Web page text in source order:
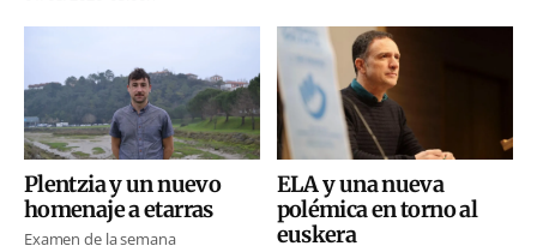
Plentzia y un nuevo
homenaje a etarras
Examen de la semana
ELA y una nueva
polémica en torno al
euskera